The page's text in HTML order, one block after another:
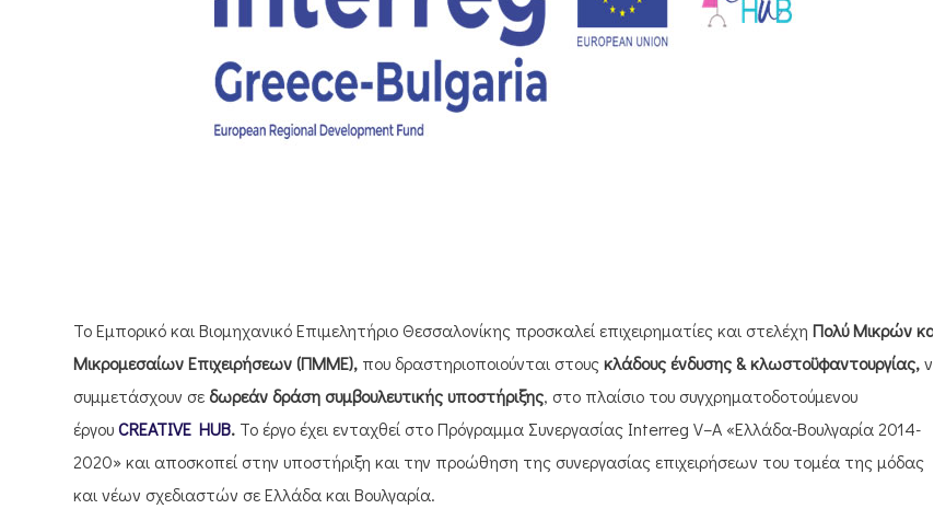
Το Εμπορικό και Βιομηχανικό Επιμελητήριο Θεσσαλονίκης προσκαλεί επιχειρηματίες και στελέχη Πολύ Μικρών και
Μικρομεσαίων Επιχειρήσεων (ΠΜΜΕ), που δραστηριοποιούνται στουςκλάδους ένδυσης & κλωστοϋφαντουργίας,να
συμμετάσχουν σε δωρεάν δράση συμβουλευτικής υποστήριξης, στο πλαίσιο του συγχρηματοδοτούμενου
έργουCREATIVE HUB. Το έργο έχει ενταχθεί στοΠρόγραμμα Συνεργασίας Interreg V–A«Ελλάδα-Βουλγαρία 2014-
2020» και αποσκοπεί στην υποστήριξη και την προώθηση της συνεργασίας επιχειρήσεων του τομέα της μόδας
και νέων σχεδιαστών σε Ελλάδα και Βουλγαρία.